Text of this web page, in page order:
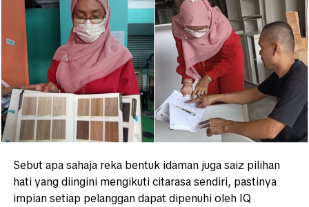
Sebut apa sahaja reka bentuk idaman juga saiz pilihan
hati yang diingini mengikuti citarasa sendiri, pastinya
impian setiap pelanggan dapat dipenuhi oleh IQ